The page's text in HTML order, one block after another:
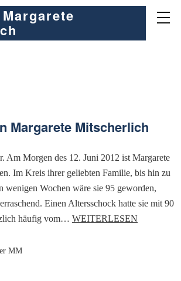
Margarete Mitscherlich
Am Morgen des 12. Juni 2012 ist Margarete
Im Kreis ihrer geliebten Familie, bis hin zu
wenigen Wochen wäre sie 95 geworden,
Einen Altersschock hatte sie mit 90
häufig vom… WEITERLESEN
MM